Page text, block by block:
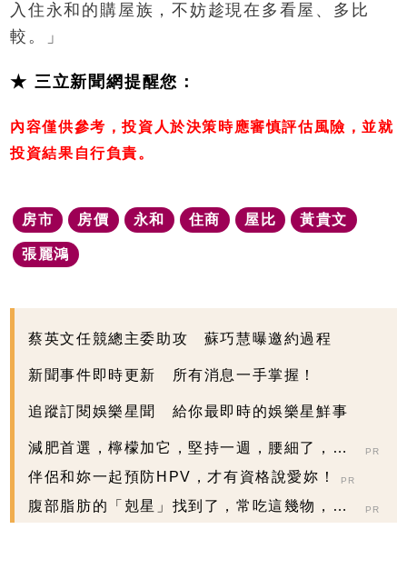
入住永和的購屋族，不妨趁現在多看屋、多比
較。」
★ 三立新聞網提醒您：
內容僅供參考，投資人於決策時應審慎評估風險，並就
投資結果自行負責。
房市 房價 永和 住商 屋比 黃貴文
張麗鴻
蔡英文任競總主委助攻 蘇巧慧曝邀約過程
新聞事件即時更新 所有消息一手掌握！
追蹤訂閱娛樂星聞 給你最即時的娛樂星鮮事
減肥首選，檸檬加它，堅持一週，腰細了，瘦
到你懷疑人生
PR
伴侶和妳一起預防HPV，才有資格說愛妳！ PR
腹部脂肪的「剋星」找到了，常吃這幾物，吃
PR